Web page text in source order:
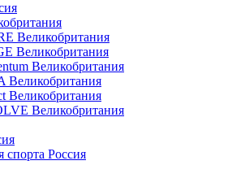
Великобритания
Великобритания
Великобритания
Великобритания
Великобритания
Великобритания
спорта Россия